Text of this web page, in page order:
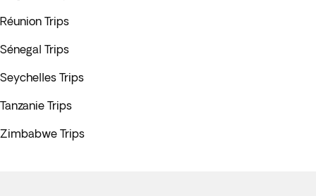
Réunion Trips
Sénegal Trips
Seychelles Trips
Tanzanie Trips
Zimbabwe Trips